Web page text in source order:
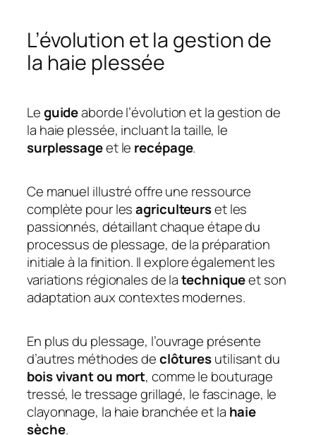
L’évolution et la gestion de
la haie plessée
Leguideaborde l’évolution et la gestion de
la haie plessée, incluant la taille, le
surplessageet le recépage.
Ce manuel illustré offre une ressource
complète pour lesagriculteurset les
passionnés, détaillant chaque étape du
processus de plessage, de la préparation
initiale à la finition. Il explore également les
variations régionales de latechniqueet son
adaptation aux contextes modernes.
En plus du plessage, l’ouvrage présente
d’autres méthodes declôturesutilisant du
bois vivant ou mort, comme le bouturage
tressé, le tressage grillagé, le fascinage, le
clayonnage, la haie branchée et la haie
sèche.